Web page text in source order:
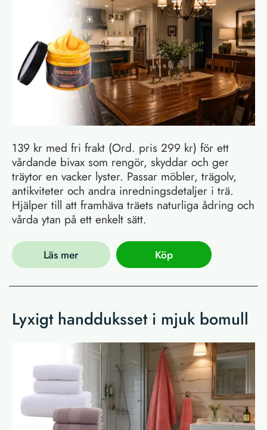
139 kr med fri frakt (Ord. pris 299 kr) för ett
vårdande bivax som rengör, skyddar och ger
träytor en vacker lyster. Passar möbler, trägolv,
antikviteter och andra inredningsdetaljer i trä.
Hjälper till att framhäva träets naturliga ådring och
vårda ytan på ett enkelt sätt.
Läs mer Köp
Lyxigt handduksset i mjuk bomull